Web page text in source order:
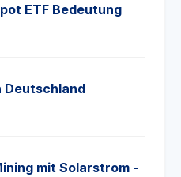
ETF Bedeutung
Deutschland
mit Solarstrom -